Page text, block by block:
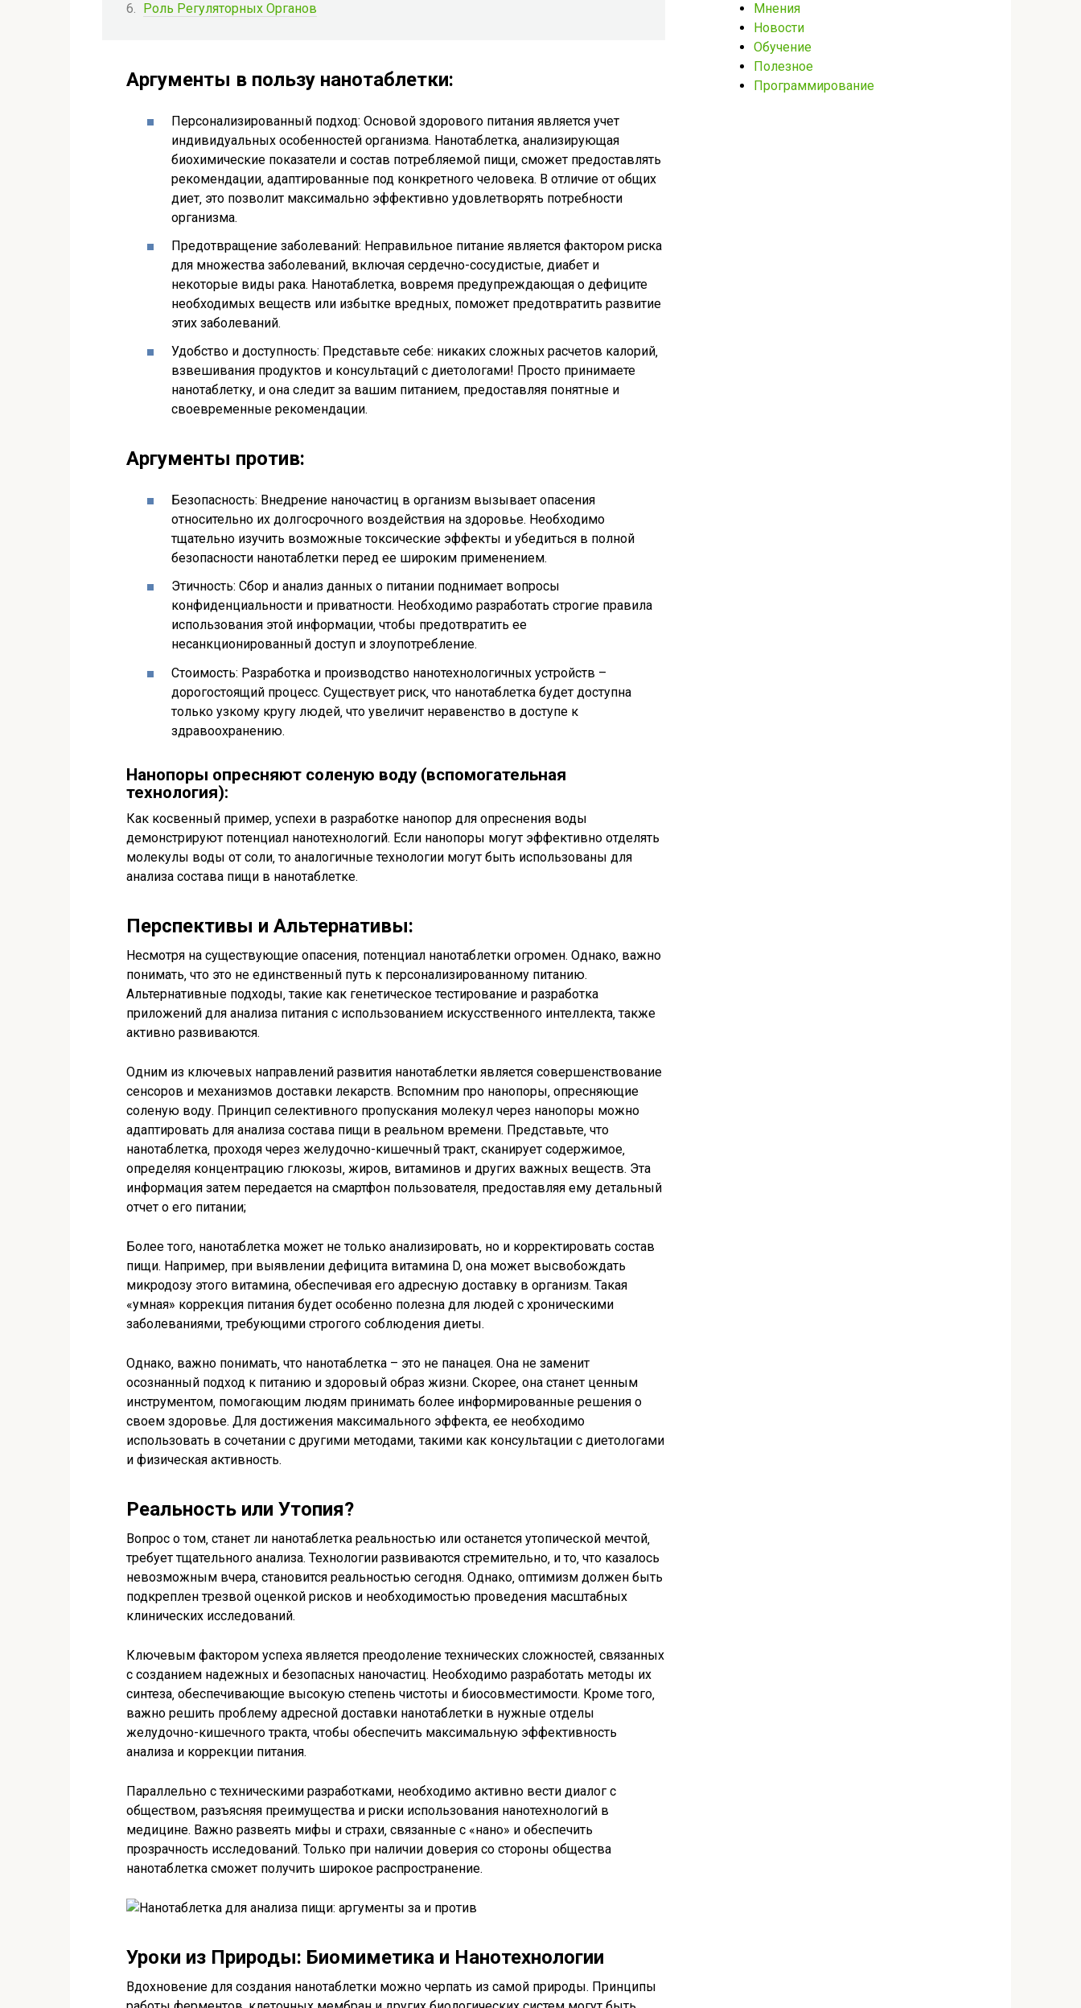
Роль Регуляторных Органов
Аргументы в пользу нанотаблетки:
Персонализированный подход: Основой здорового питания является учет
индивидуальных особенностей организма. Нанотаблетка‚ анализирующая
биохимические показатели и состав потребляемой пищи‚ сможет предоставлять
рекомендации‚ адаптированные под конкретного человека. В отличие от общих
диет‚ это позволит максимально эффективно удовлетворять потребности
организма.
Предотвращение заболеваний: Неправильное питание является фактором риска
для множества заболеваний‚ включая сердечно-сосудистые‚ диабет и
некоторые виды рака. Нанотаблетка‚ вовремя предупреждающая о дефиците
необходимых веществ или избытке вредных‚ поможет предотвратить развитие
этих заболеваний.
Удобство и доступность: Представьте себе: никаких сложных расчетов калорий‚
взвешивания продуктов и консультаций с диетологами! Просто принимаете
нанотаблетку‚ и она следит за вашим питанием‚ предоставляя понятные и
своевременные рекомендации.
Аргументы против:
Безопасность: Внедрение наночастиц в организм вызывает опасения
относительно их долгосрочного воздействия на здоровье. Необходимо
тщательно изучить возможные токсические эффекты и убедиться в полной
безопасности нанотаблетки перед ее широким применением.
Этичность: Сбор и анализ данных о питании поднимает вопросы
конфиденциальности и приватности. Необходимо разработать строгие правила
использования этой информации‚ чтобы предотвратить ее
несанкционированный доступ и злоупотребление.
Стоимость: Разработка и производство нанотехнологичных устройств –
дорогостоящий процесс. Существует риск‚ что нанотаблетка будет доступна
только узкому кругу людей‚ что увеличит неравенство в доступе к
здравоохранению.
Нанопоры опресняют соленую воду (вспомогательная
технология):
Как косвенный пример‚ успехи в разработке нанопор для опреснения воды
демонстрируют потенциал нанотехнологий. Если нанопоры могут эффективно отделять
молекулы воды от соли‚ то аналогичные технологии могут быть использованы для
анализа состава пищи в нанотаблетке.
Перспективы и Альтернативы:
Несмотря на существующие опасения‚ потенциал нанотаблетки огромен. Однако‚ важно
понимать‚ что это не единственный путь к персонализированному питанию.
Альтернативные подходы‚ такие как генетическое тестирование и разработка
приложений для анализа питания с использованием искусственного интеллекта‚ также
активно развиваются.
Одним из ключевых направлений развития нанотаблетки является совершенствование
сенсоров и механизмов доставки лекарств. Вспомним про нанопоры‚ опресняющие
соленую воду. Принцип селективного пропускания молекул через нанопоры можно
адаптировать для анализа состава пищи в реальном времени. Представьте‚ что
нанотаблетка‚ проходя через желудочно-кишечный тракт‚ сканирует содержимое‚
определяя концентрацию глюкозы‚ жиров‚ витаминов и других важных веществ. Эта
информация затем передается на смартфон пользователя‚ предоставляя ему детальный
отчет о его питании;
Более того‚ нанотаблетка может не только анализировать‚ но и корректировать состав
пищи. Например‚ при выявлении дефицита витамина D‚ она может высвобождать
микродозу этого витамина‚ обеспечивая его адресную доставку в организм. Такая
«умная» коррекция питания будет особенно полезна для людей с хроническими
заболеваниями‚ требующими строгого соблюдения диеты.
Однако‚ важно понимать‚ что нанотаблетка – это не панацея. Она не заменит
осознанный подход к питанию и здоровый образ жизни. Скорее‚ она станет ценным
инструментом‚ помогающим людям принимать более информированные решения о
своем здоровье. Для достижения максимального эффекта‚ ее необходимо
использовать в сочетании с другими методами‚ такими как консультации с диетологами
и физическая активность.
Реальность или Утопия?
Вопрос о том‚ станет ли нанотаблетка реальностью или останется утопической мечтой‚
требует тщательного анализа. Технологии развиваются стремительно‚ и то‚ что казалось
невозможным вчера‚ становится реальностью сегодня. Однако‚ оптимизм должен быть
подкреплен трезвой оценкой рисков и необходимостью проведения масштабных
клинических исследований.
Ключевым фактором успеха является преодоление технических сложностей‚ связанных
с созданием надежных и безопасных наночастиц. Необходимо разработать методы их
синтеза‚ обеспечивающие высокую степень чистоты и биосовместимости. Кроме того‚
важно решить проблему адресной доставки нанотаблетки в нужные отделы
желудочно-кишечного тракта‚ чтобы обеспечить максимальную эффективность
анализа и коррекции питания.
Параллельно с техническими разработками‚ необходимо активно вести диалог с
обществом‚ разъясняя преимущества и риски использования нанотехнологий в
медицине. Важно развеять мифы и страхи‚ связанные с «нано» и обеспечить
прозрачность исследований. Только при наличии доверия со стороны общества
нанотаблетка сможет получить широкое распространение.
Уроки из Природы: Биомиметика и Нанотехнологии
Вдохновение для создания нанотаблетки можно черпать из самой природы. Принципы
Мнения
Новости
Обучение
Полезное
Программирование